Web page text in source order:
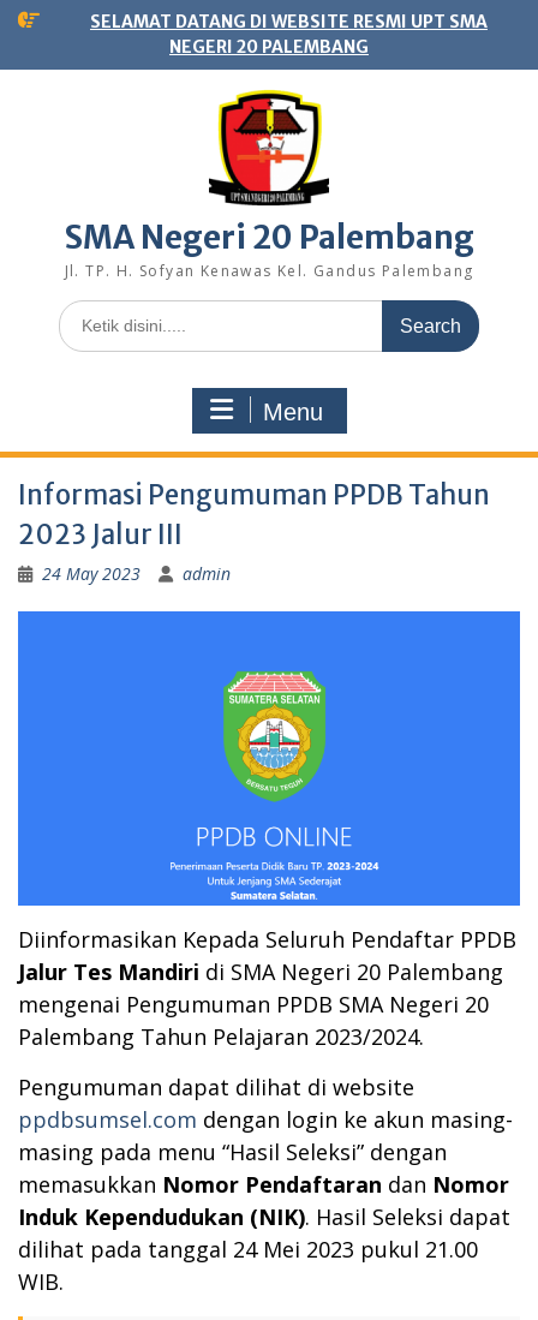
Skip
SELAMAT DATANG DI WEBSITE RESMI UPT SMA
NEGERI 20 PALEMBANG
SMA Negeri 20 Palembang
Jl. TP. H. Sofyan Kenawas Kel. Gandus Palembang
Search
for:
Menu
Informasi Pengumuman PPDB Tahun
2023 Jalur III
24 May 2023 admin
Diinformasikan Kepada Seluruh Pendaftar PPDB
Jalur Tes Mandiri di SMA Negeri 20 Palembang
mengenai Pengumuman PPDB SMA Negeri 20
Palembang Tahun Pelajaran 2023/2024.
Pengumuman dapat dilihat di website
ppdbsumsel.com dengan login ke akun masing-
masing pada menu “Hasil Seleksi” dengan
memasukkan Nomor Pendaftaran dan Nomor
Induk Kependudukan (NIK). Hasil Seleksi dapat
dilihat pada tanggal 24 Mei 2023 pukul 21.00
WIB.